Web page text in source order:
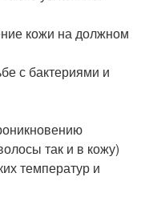
кожи на должном
с бактериями и
так и в кожу)
температур и